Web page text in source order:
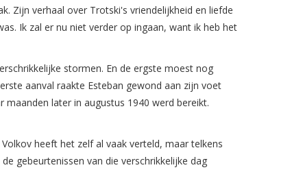
Zijn verhaal over Trotski's vriendelijkheid en liefde
Ik zal er nu niet verder op ingaan, want ik heb het
stormen. En de ergste moest nog
aanval raakte Esteban gewond aan zijn voet
later in augustus 1940 werd bereikt.
heeft het zelf al vaak verteld, maar telkens
gebeurtenissen van die verschrikkelijke dag